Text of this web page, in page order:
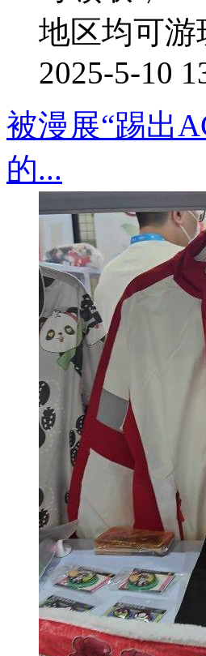
地区均可游
2025-5-10
被漫展“踢出
的...